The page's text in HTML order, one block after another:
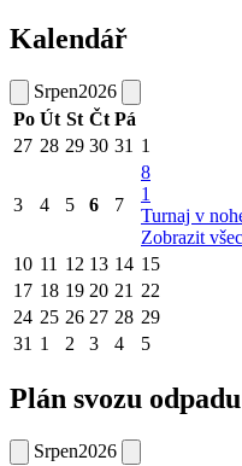
Kalendář
Srpen2026
Po Út St Čt Pá
27 28 29 30 31 1
3 4 5 6 7
8
1
Turnaj v
Zobrazit
10 11 12 13 14 15
17 18 19 20 21 22
24 25 26 27 28 29
31 1 2 3 4 5
Plán svozu odpadu
Srpen2026